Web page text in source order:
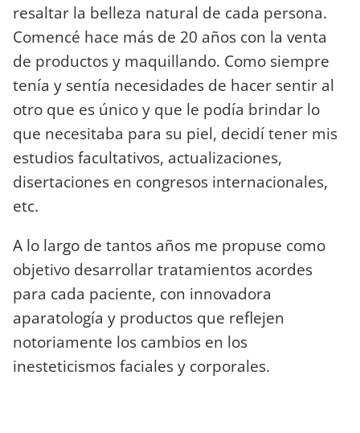
resaltar la belleza natural de cada persona.
Comencé hace más de 20 años con la venta
de productos y maquillando. Como siempre
tenía y sentía necesidades de hacer sentir al
otro que es único y que le podía brindar lo
que necesitaba para su piel, decidí tener mis
estudios facultativos, actualizaciones,
disertaciones en congresos internacionales,
etc.
A lo largo de tantos años me propuse como
objetivo desarrollar tratamientos acordes
para cada paciente, con innovadora
aparatología y productos que reflejen
notoriamente los cambios en los
inesteticismos faciales y corporales.